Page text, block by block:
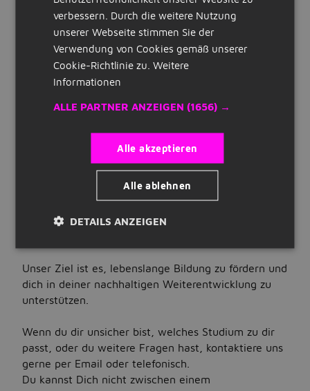
STELLENBESCHREIBUNG
Über das Unternehmen
Lust auf lebenslange Bildung und nachhaltige
Reutlingen. Gemeinsam mit den sechs Fakultäten
der Hochschule entwickeln und realisieren wir
berufsbegleitende Studienprogramme sowie
Angebote zur Fach- und Führungskräfteentwicklung
und verbinden dabei akademische
Unser Ziel ist es, lebenslange Bildung zu fördern und
dich in deiner nachhaltigen Weiterentwicklung zu
unterstützen.
Wenn du dir unsicher bist, welches Studium zu dir
passt, oder du weitere Fragen hast, kontaktiere uns
gerne per Email oder telefonisch.
Du kannst Dich nicht zwischen einem
Quick Links
Unternehmen auf Jobbird
Nach Stellenangeboten suchen
Jobs nach Standort
Jobs nach Berufsfeld
Jobs nach Anstellungsart
Jobs nach Bildungsstand
verbessern. Durch die weitere Nutzung
unserer Webseite stimmen Sie der
Verwendung von Cookies gemäß unserer
Cookie-Richtlinie zu. Weitere
Informationen
ALLE PARTNER ANZEIGEN (1656) →
Alle akzeptieren
Alle ablehnen
DETAILS ANZEIGEN